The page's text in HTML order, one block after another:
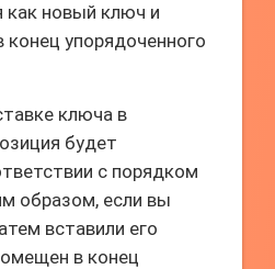
как новый ключ и
конец упорядоченного
ключа в
будет
с порядком
образом, если вы
вставили его
в конец